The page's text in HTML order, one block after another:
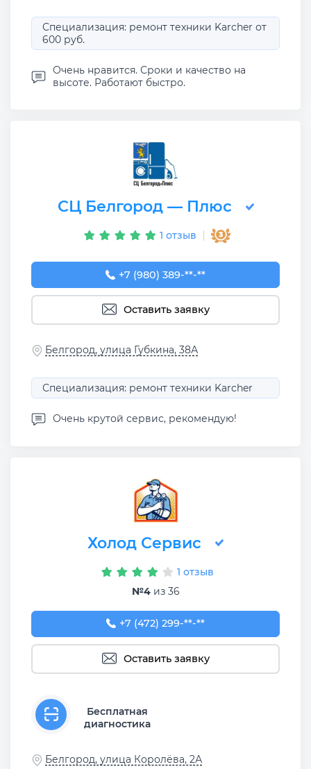
Специализация: ремонт техники Karcher от
600 руб.
Очень нравится. Сроки и качество на
высоте. Работают быстро.
СЦ Белгород — Плюс
1 отзыв
+7 (980) 389-62-26
+7 (980) 389-**-**
Оставить заявку
Белгород, улица Губкина, 38А
Специализация: ремонт техники Karcher
Очень крутой сервис, рекомендую!
Холод Сервис
1 отзыв
№4из 36
+7 (472) 299-78-34
+7 (472) 299-**-**
Оставить заявку
Бесплатная
диагностика
Белгород, улица Королёва, 2А